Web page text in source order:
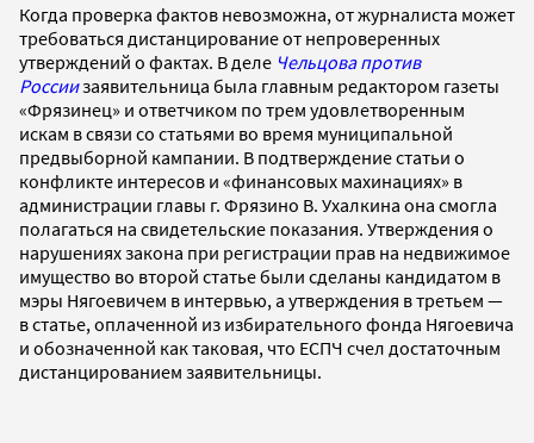
Когда проверка фактов невозможна, от журналиста может
требоваться дистанцирование от непроверенных
утверждений о фактах. В деле Чельцова против
Россиизаявительница была главным редактором газеты
«Фрязинец» и ответчиком по трем удовлетворенным
искам в связи со статьями во время муниципальной
предвыборной кампании. В подтверждение статьи о
конфликте интересов и «финансовых махинациях» в
администрации главы г. Фрязино В. Ухалкина она смогла
полагаться на свидетельские показания. Утверждения о
нарушениях закона при регистрации прав на недвижимое
имущество во второй статье были сделаны кандидатом в
мэры Нягоевичем в интервью, а утверждения в третьем —
в статье, оплаченной из избирательного фонда Нягоевича
и обозначенной как таковая, что ЕСПЧ счел достаточным
дистанцированием заявительницы.